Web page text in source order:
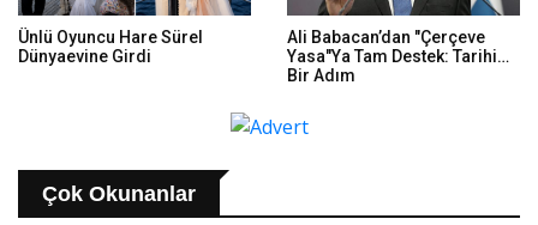
Ünlü Oyuncu Hare Sürel
Dünyaevine Girdi
Ali Babacan’dan "Çerçeve
Yasa"ya Tam Destek: Tarihi
Bir Adım
Çok Okunanlar